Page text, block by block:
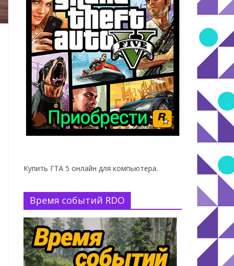
Купить ГТА 5 онлайн для компьютера.
Время событий RDO